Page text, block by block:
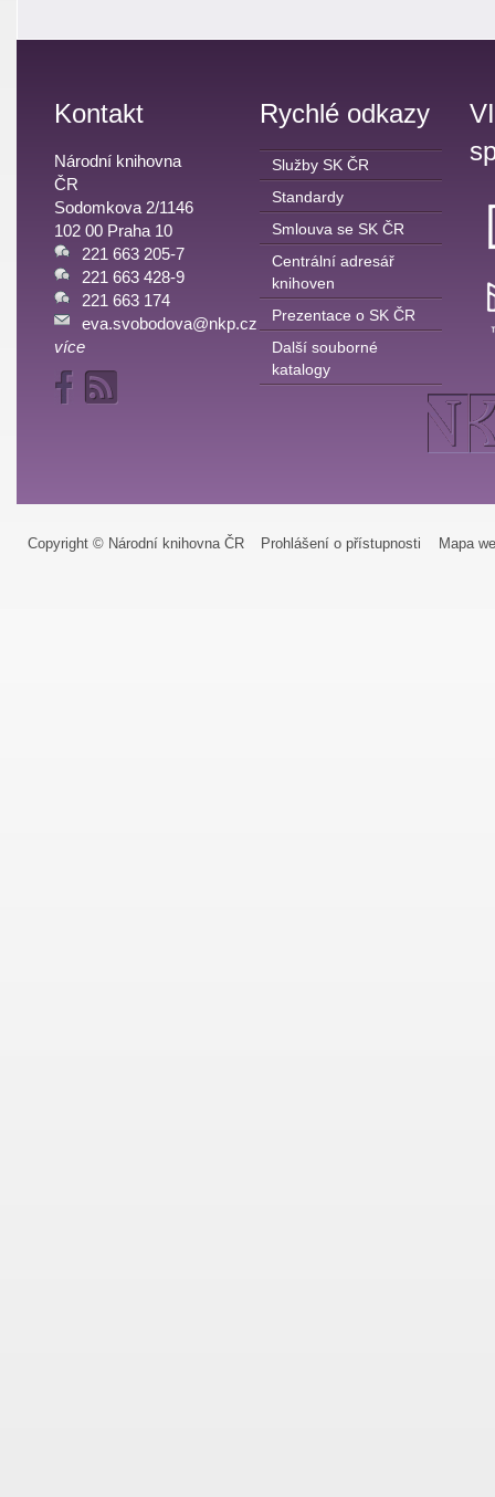
Kontakt
Národní knihovna
ČR
Sodomkova 2/1146
102 00 Praha 10
221 663 205-7
221 663 428-9
221 663 174
eva.svobodova@nkp.cz
více
Rychlé odkazy
Služby SK ČR
Standardy
Smlouva se SK ČR
Centrální adresář
knihoven
Prezentace o SK ČR
Další souborné
katalogy
Copyright © Národní knihovna ČR Prohlášení o přístupnosti Mapa